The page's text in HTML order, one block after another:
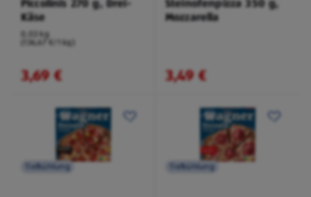
Käse
0,03 kg
(136,67 €/1 kg)
3,69 €
Mozzarella
3,49 €
Tiefkühlung Tiefkühlung